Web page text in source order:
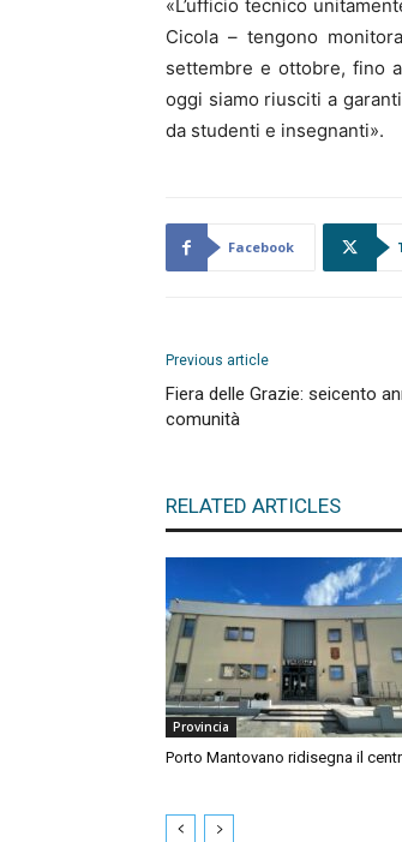
«L’ufficio tecnico
Cicola – tengono
settembre e ottobre, fino
oggi siamo riusciti a
da studenti e insegnanti».
Facebook
Previous article
Fiera delle Grazie: seicento
comunità
RELATED ARTICLES
Provincia
Porto Mantovano ridisegna il